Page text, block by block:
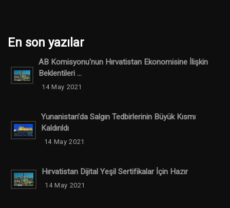
En son yazılar
AB Komisyonu'nun Hırvatistan Ekonomisine İlişkin
Beklentileri ...
14 May 2021
Yunanistan’da Salgın Tedbirlerinin Büyük Kısmı
Kaldırıldı
14 May 2021
Hırvatistan Dijital Yeşil Sertifikalar İçin Hazır
14 May 2021